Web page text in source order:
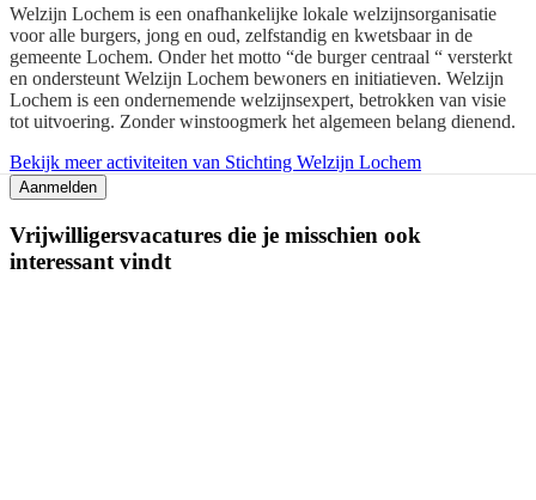
Welzijn Lochem is een onafhankelijke lokale welzijnsorganisatie
voor alle burgers, jong en oud, zelfstandig en kwetsbaar in de
gemeente Lochem. Onder het motto “de burger centraal “ versterkt
en ondersteunt Welzijn Lochem bewoners en initiatieven. Welzijn
Lochem is een ondernemende welzijnsexpert, betrokken van visie
tot uitvoering. Zonder winstoogmerk het algemeen belang dienend.
Bekijk meer activiteiten van Stichting Welzijn Lochem
Aanmelden
Vrijwilligersvacatures die je misschien ook
interessant vindt